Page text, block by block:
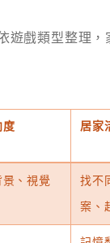
遊戲類型整理
度 居家
、視覺
找不
案、